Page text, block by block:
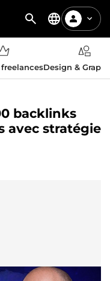
Design &
backlinks
avec stratégie